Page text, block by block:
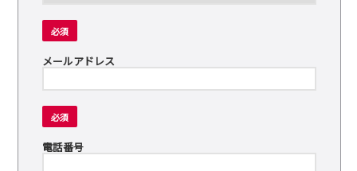
必須
メールアドレス
必須
電話番号